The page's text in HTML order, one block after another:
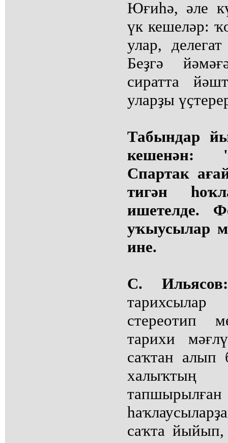
Юғиһә, әле
үк кешеләр:
улар,
Беҙгә
сиратта
уларҙы
Табындар
кешенән:
Спартак
тигән
ишетелде.
уҡыусылар
ине.
С. Ильясов:
стереотип
тарихи
саҡтан алып
саҡта